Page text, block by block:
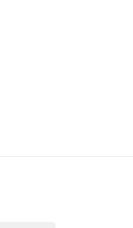
projekta